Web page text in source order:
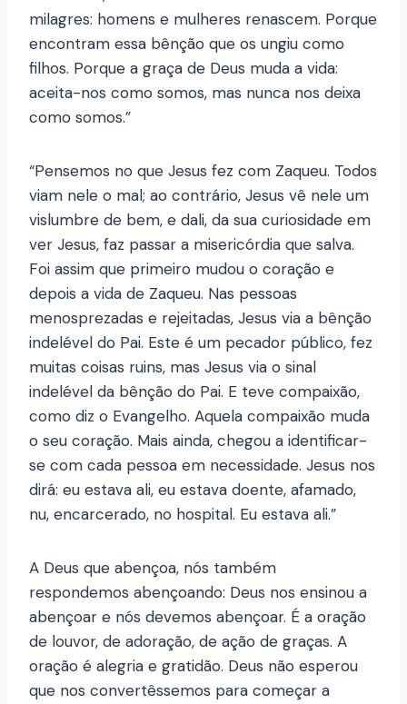
milagres: homens e mulheres renascem. Porque
encontram essa bênção que os ungiu como
filhos. Porque a graça de Deus muda a vida:
aceita-nos como somos, mas nunca nos deixa
como somos.”
“Pensemos no que Jesus fez com Zaqueu. Todos
viam nele o mal; ao contrário, Jesus vê nele um
vislumbre de bem, e dali, da sua curiosidade em
ver Jesus, faz passar a misericórdia que salva.
Foi assim que primeiro mudou o coração e
depois a vida de Zaqueu. Nas pessoas
menosprezadas e rejeitadas, Jesus via a bênção
indelével do Pai. Este é um pecador público, fez
muitas coisas ruins, mas Jesus via o sinal
indelével da bênção do Pai. E teve compaixão,
como diz o Evangelho. Aquela compaixão muda
o seu coração. Mais ainda, chegou a identificar-
se com cada pessoa em necessidade. Jesus nos
dirá: eu estava ali, eu estava doente, afamado,
nu, encarcerado, no hospital. Eu estava ali.”
A Deus que abençoa, nós também
respondemos abençoando: Deus nos ensinou a
abençoar e nós devemos abençoar. É a oração
de louvor, de adoração, de ação de graças. A
oração é alegria e gratidão. Deus não esperou
que nos convertêssemos para começar a